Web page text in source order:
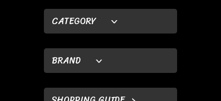
CATEGORY
BRAND